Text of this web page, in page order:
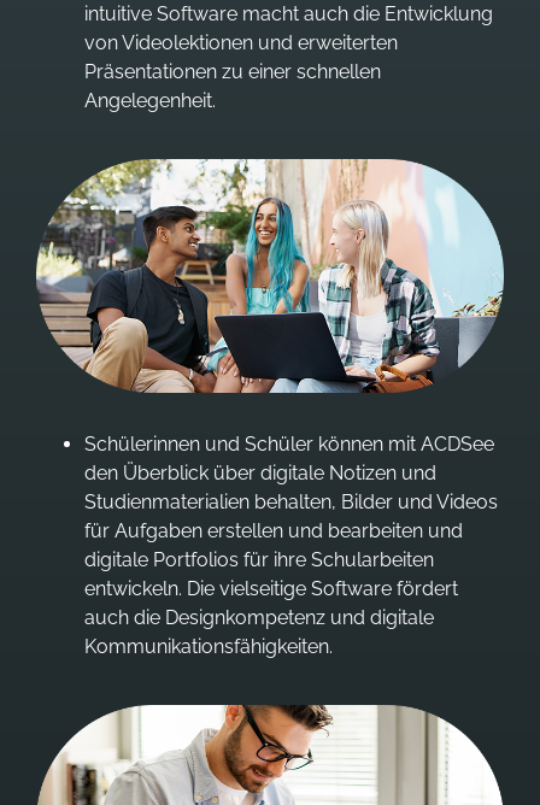
intuitive Software macht auch die Entwicklung
von Videolektionen und erweiterten
Präsentationen zu einer schnellen
Angelegenheit.
Schülerinnen und Schüler können mit ACDSee
den Überblick über digitale Notizen und
Studienmaterialien behalten, Bilder und Videos
für Aufgaben erstellen und bearbeiten und
digitale Portfolios für ihre Schularbeiten
entwickeln. Die vielseitige Software fördert
auch die Designkompetenz und digitale
Kommunikationsfähigkeiten.